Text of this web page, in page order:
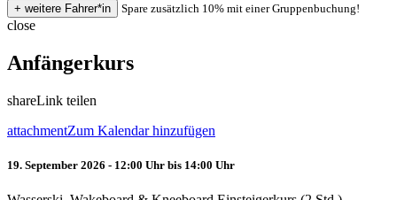
Spare zusätzlich 10% mit einer Gruppenbuchung!
close
Anfängerkurs
shareLink teilen
attachmentZum Kalendar hinzufügen
19. September 2026 - 12:00 Uhr bis 14:00 Uhr